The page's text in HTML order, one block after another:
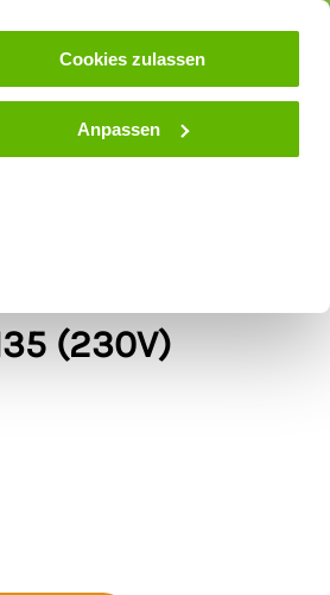
Cookies zulassen
Anpassen
Zaunlexikon SALE
(230V)